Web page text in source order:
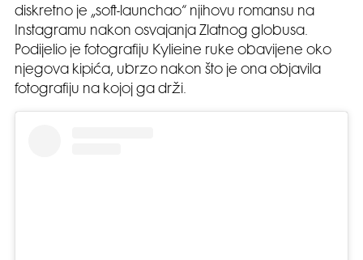
diskretno je „soft-launchao“ njihovu romansu na
Instagramu nakon osvajanja Zlatnog globusa.
Podijelio je fotografiju Kylieine ruke obavijene oko
njegova kipića, ubrzo nakon što je ona objavila
fotografiju na kojoj ga drži.